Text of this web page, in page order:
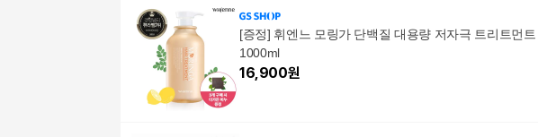
[증정] 휘엔느 모링가 단백질 대용량 저자극 트리트먼트
1000ml
16,900원